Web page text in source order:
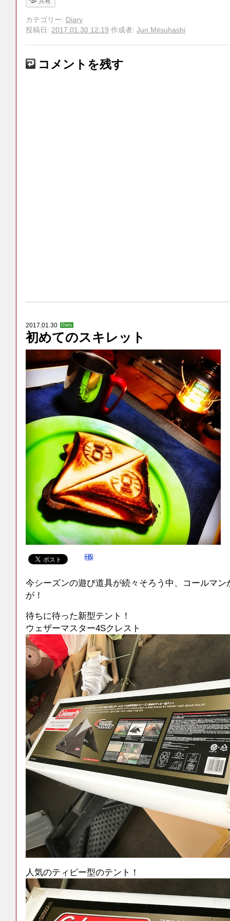
カテゴリー: Diary
投稿日: 2017.01.30 12:19 作成者: Jun Mitsuhashi
コメントを残す
2017.01.30 Diary
初めてのスキレット
今シーズンの遊び道具が続々そろう中、コールマ
が！
待ちに待った新型テント！
ウェザーマスター4Sクレスト
人気のティピー型のテント！